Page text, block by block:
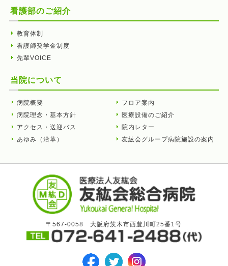
看護部のご紹介
教育体制
看護師奨学金制度
先輩VOICE
当院について
病院概要
病院理念・基本方針
アクセス・送迎バス
あゆみ（沿革）
フロア案内
医療設備のご紹介
院内レター
友紘会グループ病院施設の案内
〒567-0058 大阪府茨木市西豊川町25番1号